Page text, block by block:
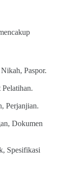
Paspor.
Perjanjian.
Dokumen
Spesifikasi